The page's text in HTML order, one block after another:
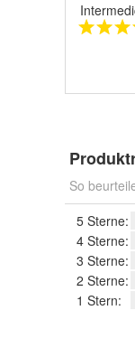
So
5 Sterne:
4 Sterne:
3 Sterne:
2 Sterne:
1 Stern: